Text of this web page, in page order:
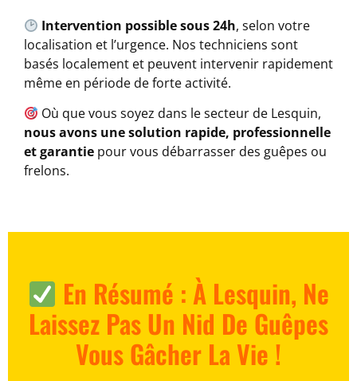
Intervention possible sous 24h, selon votre
localisation et l’urgence. Nos techniciens sont
basés localement et peuvent intervenir rapidement
même en période de forte activité.
Où que vous soyez dans le secteur de Lesquin,
nous avons une solution rapide, professionnelle
et garantie pour vous débarrasser des guêpes ou
frelons.
En Résumé : À Lesquin, Ne
Laissez Pas Un Nid De Guêpes
Vous Gâcher La Vie !